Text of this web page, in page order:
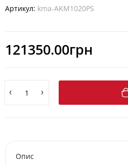
Артикул: kma-AKM1020PS
121350.00грн
Опис